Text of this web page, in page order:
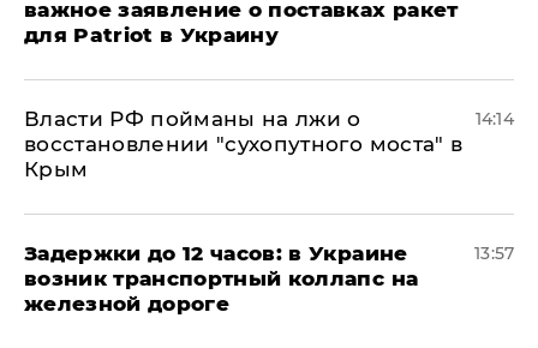
важное заявление о поставках ракет
для Patriot в Украину
Власти РФ пойманы на лжи о
восстановлении "сухопутного моста" в
Крым
14:14
Задержки до 12 часов: в Украине
возник транспортный коллапс на
железной дороге
13:57